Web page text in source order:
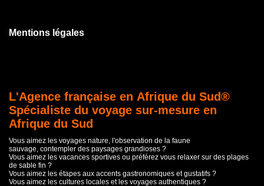
Mentions légales
L'Agence française en Afrique du Sud®
Spécialiste du voyage sur-mesure en
Afrique du Sud
Vous aimez les voyages nature, l'observation de la faune
sauvage, contempler des paysages grandioses ?
Vous aimez les vacances sportives ou préférez vous relaxer sur des plages
de sable fin ?
Vous aimez les étapes aux accents gastronomiques et gustatifs ?
Vous aimez les cultures locales et les voyages authentiques ?